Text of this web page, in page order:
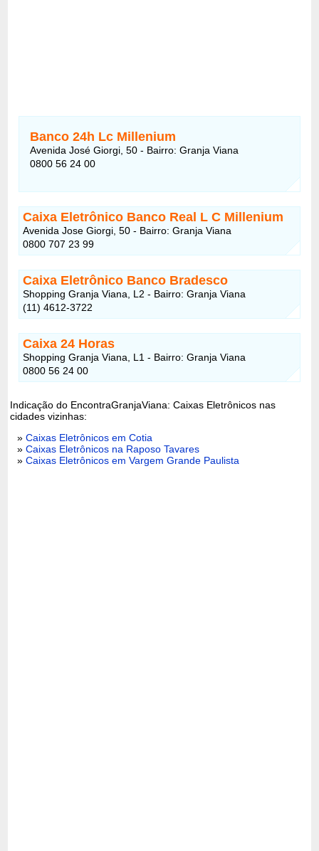
Banco 24h Lc Millenium
Avenida José Giorgi, 50 - Bairro: Granja Viana
0800 56 24 00
Caixa Eletrônico Banco Real L C Millenium
Avenida Jose Giorgi, 50 - Bairro: Granja Viana
0800 707 23 99
Caixa Eletrônico Banco Bradesco
Shopping Granja Viana, L2 - Bairro: Granja Viana
(11) 4612-3722
Caixa 24 Horas
Shopping Granja Viana, L1 - Bairro: Granja Viana
0800 56 24 00
Indicação do EncontraGranjaViana: Caixas Eletrônicos nas
cidades vizinhas:
»Caixas Eletrônicos em Cotia
»Caixas Eletrônicos na Raposo Tavares
»Caixas Eletrônicos em Vargem Grande Paulista